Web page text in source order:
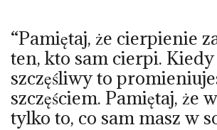
“Pamiętaj, że cierpienie
ten, kto sam cierpi. Kiedy
szczęśliwy to
szczęściem. Pamiętaj, że
tylko to, co sam masz w